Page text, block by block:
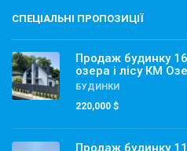
СПЕЦІАЛЬНІ ПРОПОЗИЦІЇ
Продаж будинку
озера і лісу КМ
БУДИНКИ
220,000 $
Продаж будинку